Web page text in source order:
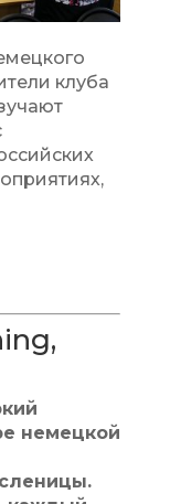
клуба
немецкой